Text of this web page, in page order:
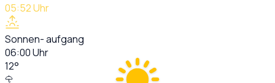
05:52Uhr
Sonnen- aufgang
06:00Uhr
12°